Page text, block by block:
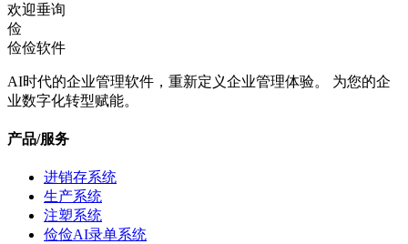
欢迎垂询
俭
俭俭软件
AI时代的企业管理软件，重新定义企业管理体验。 为您的企
业数字化转型赋能。
产品/服务
进销存系统
生产系统
注塑系统
俭俭AI录单系统